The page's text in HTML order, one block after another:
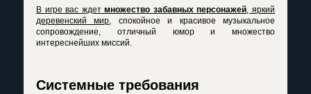
В игре вас ждетмножество забавных персонажей, яркий
деревенский мир, спокойное и красивое музыкальное
сопровождение, отличный юмор и множество
интереснейших миссий.
Системные требования